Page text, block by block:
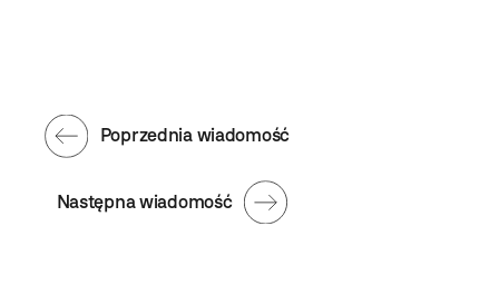
Następna wiadomość
Poprzednia wiadomość